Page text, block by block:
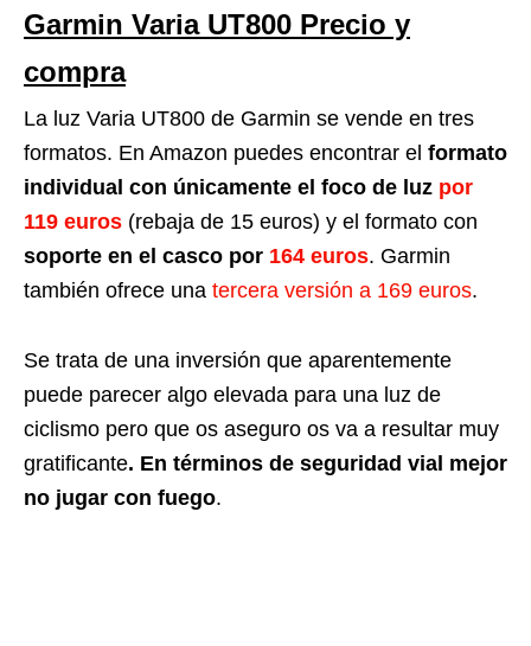
Garmin Varia UT800 Precio y
compra
La luz Varia UT800 de Garmin se vende en tres
formatos. En Amazon puedes encontrar el formato
individual con únicamente el foco de luz por
119 euros (rebaja de 15 euros) y el formato con
soporte en el casco por 164 euros. Garmin
también ofrece una tercera versión a 169 euros.
Se trata de una inversión que aparentemente
puede parecer algo elevada para una luz de
ciclismo pero que os aseguro os va a resultar muy
gratificante. En términos de seguridad vial mejor
no jugar con fuego.